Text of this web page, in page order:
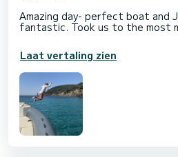
Amazing day- perfect boat and
fantastic. Took us to the most
Laat vertaling zien